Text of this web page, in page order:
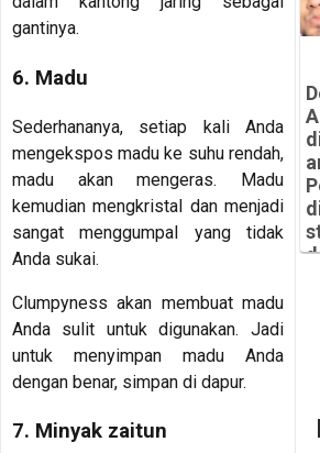
gantinya.
6. Madu
Sederhananya, setiap kali Anda
mengekspos madu ke suhu rendah,
madu akan mengeras. Madu
kemudian mengkristal dan menjadi
sangat menggumpal yang tidak
Anda sukai.
Clumpyness akan membuat madu
Anda sulit untuk digunakan. Jadi
untuk menyimpan madu Anda
dengan benar, simpan di dapur.
7. Minyak zaitun